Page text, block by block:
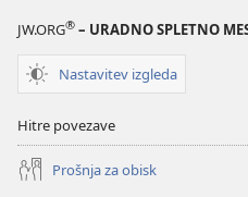
JW.ORG® – URADNO SPLETNO
Nastavitev izgleda
Hitre povezave
Prošnja za obisk